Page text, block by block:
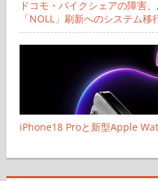
ドコモ・バイクシェアの障害
「NOLL」刷新へのシステム移
iPhone18 Proと新型Apple